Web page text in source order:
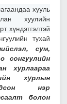
хууль
хуулийн
хүндэтгэлтэй
тухай
сум,
сонгуулийн
хурлаараа
хурлын
нэр
болон